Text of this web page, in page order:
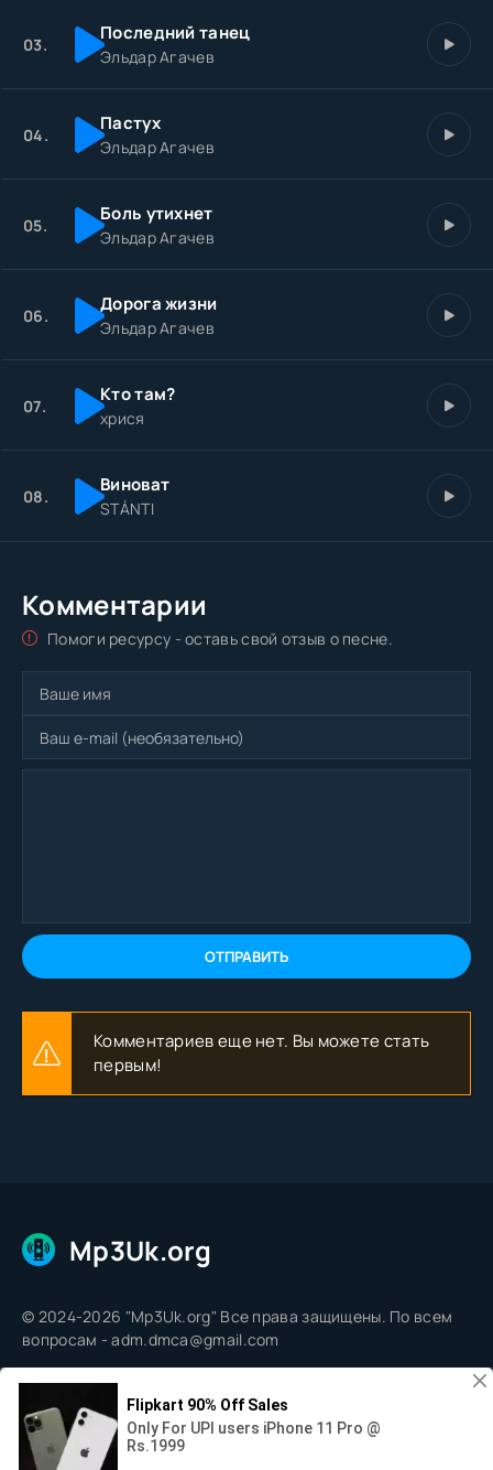
03. Последний танец
Эльдар Агачев
04. Пастух
Эльдар Агачев
05. Боль утихнет
Эльдар Агачев
06. Дорога жизни
Эльдар Агачев
07. Кто там?
хрися
08. Виноват
STÁNTI
Комментарии
Помоги ресурсу - оставь свой отзыв о песне.
ОТПРАВИТЬ
Комментариев еще нет. Вы можете стать
первым!
Mp3Uk.org
© 2024-2026 "Mp3Uk.org" Все права защищены. По всем
вопросам - adm.dmca@gmail.com